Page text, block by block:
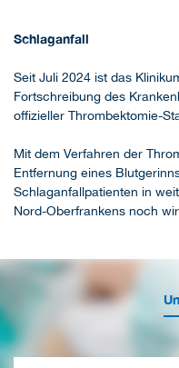
Schlaganfall
Seit Juli 2024 ist das
Fortschreibung des
offizieller Thrombektomie-
Mit dem Verfahren der
Entfernung eines
Schlaganfallpatienten in
Nord-Oberfrankens noch